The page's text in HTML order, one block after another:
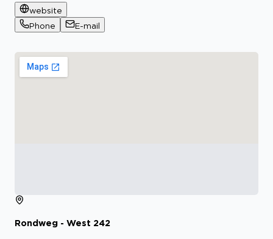
website
Phone
E-mail
Rondweg - West 242